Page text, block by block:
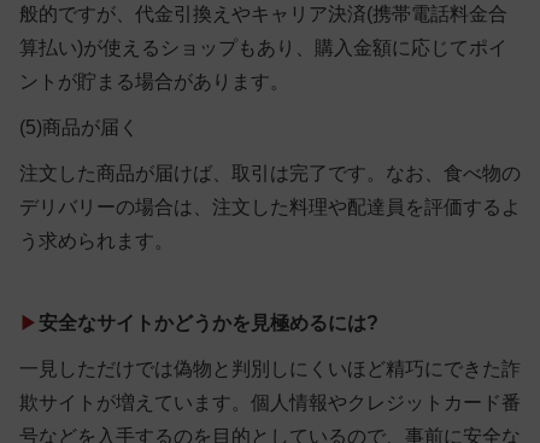
般的ですが、代金引換えやキャリア決済(携帯電話料金合
算払い)が使えるショップもあり、購入金額に応じてポイ
ントが貯まる場合があります。
(5)商品が届く
注文した商品が届けば、取引は完了です。なお、食べ物の
デリバリーの場合は、注文した料理や配達員を評価するよ
う求められます。
▶安全なサイトかどうかを見極めるには?
一見しただけでは偽物と判別しにくいほど精巧にできた詐
欺サイトが増えています。個人情報やクレジットカード番
号などを入手するのを目的としているので、事前に安全な